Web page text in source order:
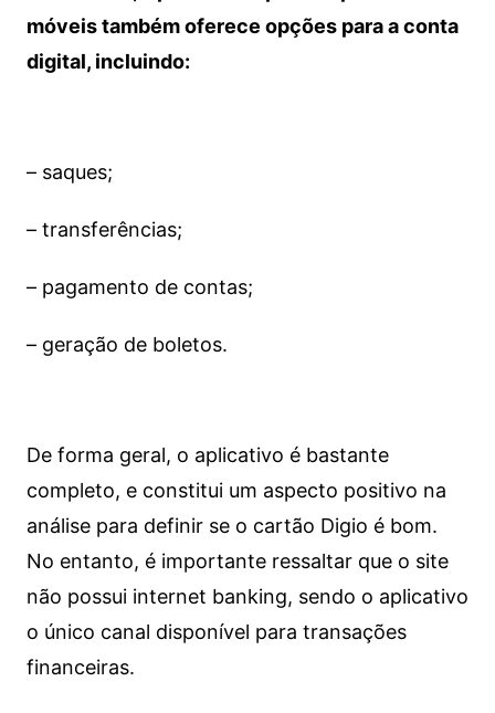
móveis também oferece opções para a conta
digital, incluindo:
– saques;
– transferências;
– pagamento de contas;
– geração de boletos.
De forma geral, o aplicativo é bastante
completo, e constitui um aspecto positivo na
análise para definir se o cartão Digio é bom.
No entanto, é importante ressaltar que o site
não possui internet banking, sendo o aplicativo
o único canal disponível para transações
financeiras.